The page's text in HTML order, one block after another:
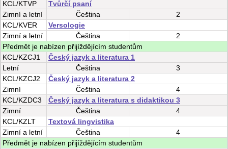
KCL/KTVP
Tvůrčí psaní
Zimní a letní Čeština
2
KCL/KVER
Versologie
Zimní a letní Čeština
2
Předmět je nabízen přijíždějícím studentům
KCL/KZCJ1
Český jazyk a literatura 1
Letní
Čeština
3
KCL/KZCJ2
Český jazyk a literatura 2
Zimní
Čeština
4
KCL/KZDC3
Český jazyk a literatura s didaktikou 3
Zimní
Čeština
4
KCL/KZLT
Textová lingvistika
Zimní a letní Čeština
4
Předmět je nabízen přijíždějícím studentům